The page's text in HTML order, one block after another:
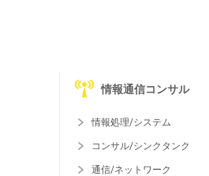
情報通信コンサル
情報処理/システム
コンサル/シンクタンク
通信/ネットワーク